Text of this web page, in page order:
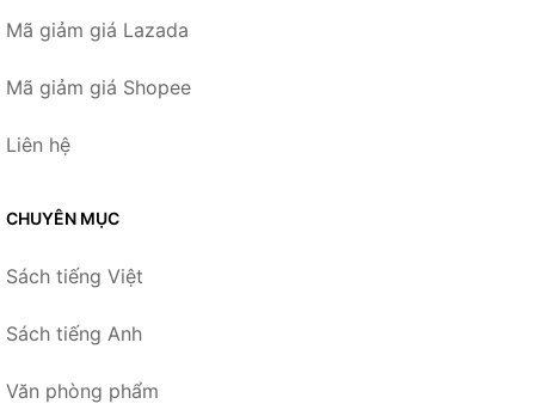
Mã giảm giá Lazada
Mã giảm giá Shopee
Liên hệ
CHUYÊN MỤC
Sách tiếng Việt
Sách tiếng Anh
Văn phòng phẩm